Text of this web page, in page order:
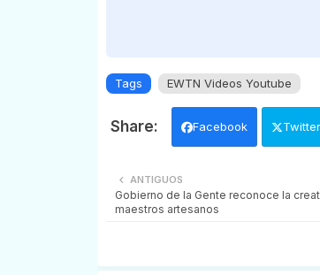
Tags EWTN Videos Youtube
Facebook Twitter
ANTIGUOS
Gobierno de la Gente reconoce la
maestros artesanos